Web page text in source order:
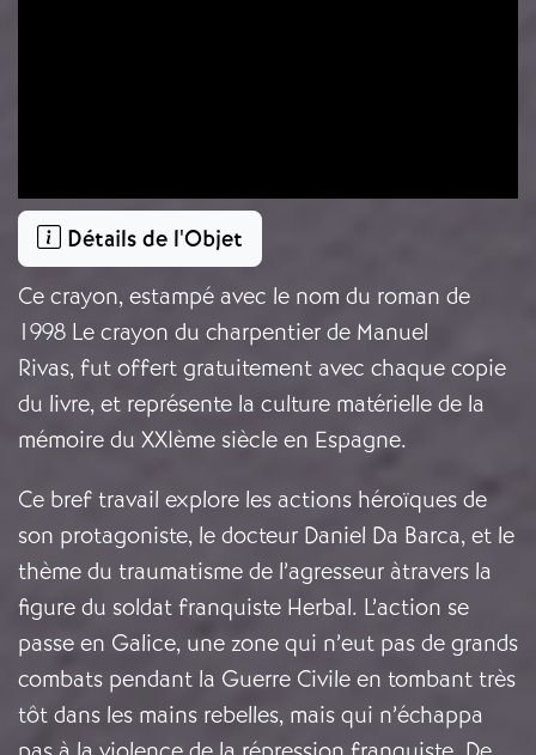
Détails de l'Objet
Ce crayon, estampé avec le nom du roman de
1998 Le crayon du charpentier de Manuel
Rivas, fut offert gratuitement avec chaque copie
du livre, et représente la culture matérielle de la
mémoire du XXIème siècle en Espagne.
Ce bref travail explore les actions héroïques de
son protagoniste, le docteur Daniel Da Barca, et le
thème du traumatisme de l’agresseur àtravers la
figure du soldat franquiste Herbal. L’action se
passe en Galice, une zone qui n’eut pas de grands
combats pendant la Guerre Civile en tombant très
tôt dans les mains rebelles, mais qui n’échappa